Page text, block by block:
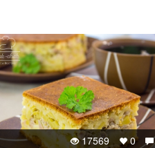
0
17569